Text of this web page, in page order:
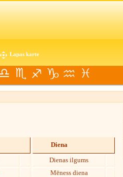
Lapas karte
Diena
Dienas ilgums
Mēness diena